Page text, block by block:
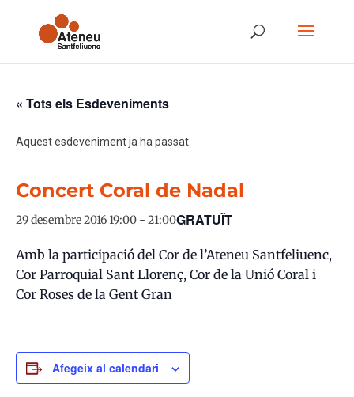
« Tots els Esdeveniments
Aquest esdeveniment ja ha passat.
Concert Coral de Nadal
29 desembre 2016 19:00 - 21:00GRATUÏT
Amb la participació del Cor de l’Ateneu Santfeliuenc,
Cor Parroquial Sant Llorenç, Cor de la Unió Coral i
Cor Roses de la Gent Gran
Afegeix al calendari